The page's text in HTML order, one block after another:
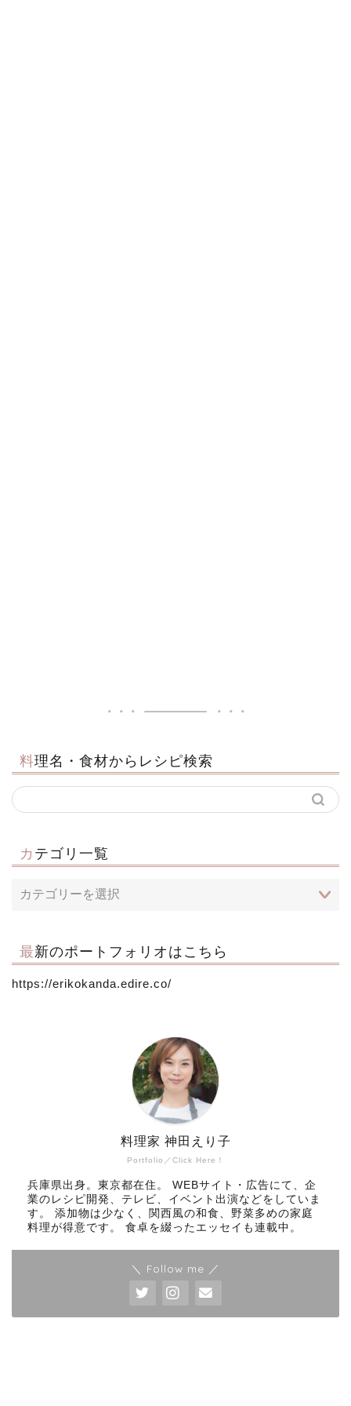
料理名・食材からレシピ検索
カテゴリ一覧
最新のポートフォリオはこちら
https://erikokanda.edire.co/
Portfolio／Click Here！
料理家 神田えり子
兵庫県出身。東京都在住。 WEBサイト・広告にて、企
業のレシピ開発、テレビ、イベント出演などをしていま
す。 添加物は少なく、関西風の和食、野菜多めの家庭
料理が得意です。 食卓を綴ったエッセイも連載中。
＼ Follow me ／